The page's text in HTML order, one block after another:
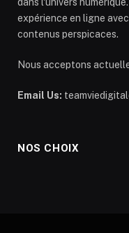
expérience en ligne
contenus perspicaces.
Nous acceptons
Email Us:
NOS CHOIX